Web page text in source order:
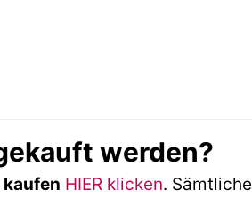
werden?
HIER klicken. Sämtliche